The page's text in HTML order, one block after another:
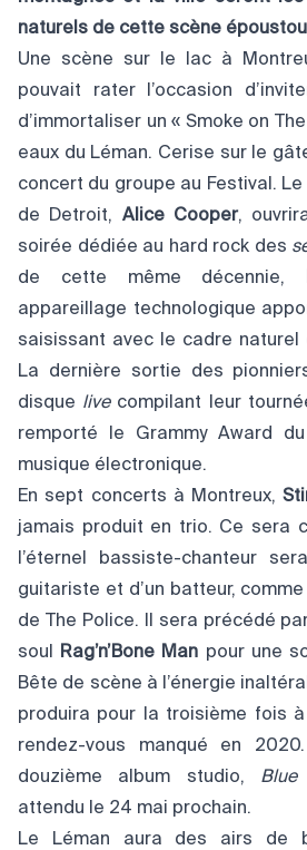
naturels de cette scène
Une scène sur le lac à
pouvait rater l’occasion
d’immortaliser un « Smoke on
eaux du Léman. Cerise sur le
concert du groupe au Festival.
de Detroit, Alice Cooper,
soirée dédiée au hard rock des
de cette même décennie,
appareillage technologique
saisissant avec le cadre naturel
La dernière sortie des
disque live compilant leur
remporté le Grammy Award
musique électronique.
En sept concerts à Montreux,
jamais produit en trio. Ce sera
l’éternel bassiste-chanteur
guitariste et d’un batteur,
de The Police. Il sera précédé
soul
Rag’n’Bone Man pour une
Bête de scène à l’énergie
produira pour la troisième fois
rendez-vous manqué en
douzième album studio,
attendu le 24 mai prochain.
Le Léman aura des airs de